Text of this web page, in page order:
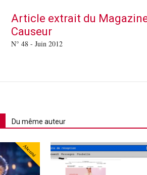
Article extrait du
Causeur
N° 48 - Juin 2012
Du même auteur
Abonné